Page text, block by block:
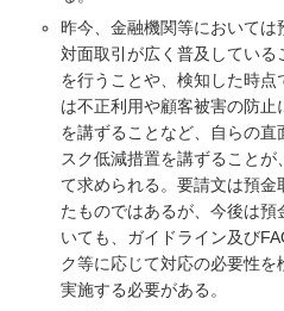
昨今、金融機関等において
対面取引が広く普及してい
を行うことや、検知した時
は不正利用や顧客被害の防
を講ずることなど、自らの直
スク低減措置を講ずること
て求められる。要請文は預
たものではあるが、今後は
いても、ガイドライン及び
ク等に応じて対応の必要性
実施する必要がある。